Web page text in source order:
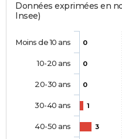
Données exprimées en
Insee)
0
0
0
1
3
Moins de 10 ans
10-20 ans
20-30 ans
30-40 ans
40-50 ans